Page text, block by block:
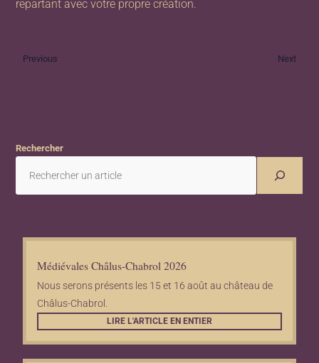
repartant avec votre propre création.
Previous Next
Rechercher
Médiévales Châlus-Chabrol 2026
Nous serons présents les 15 et 16 août au château de
Châlus-Chabrol.
LIRE L'ARTICLE EN ENTIER